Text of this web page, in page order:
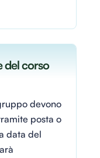
del corso
devono
posta o
data del